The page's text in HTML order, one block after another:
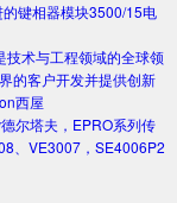
键相器模块3500/15电
技术与工程领域的全球领
的客户开发并提供创新
西屋
尔塔夫，EPRO系列传
、VE3007，SE4006P2